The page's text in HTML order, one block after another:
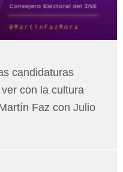
candidaturas
con la cultura
Faz con Julio